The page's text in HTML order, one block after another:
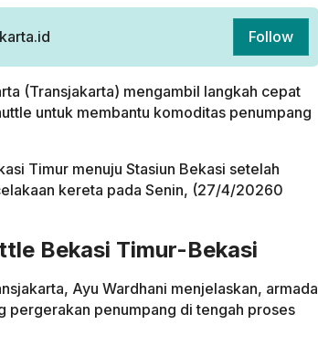
Follow
(Transjakarta) mengambil langkah cepat
untuk membantu komoditas penumpang
Timur menuju Stasiun Bekasi setelah
kereta pada Senin, (27/4/20260
Bekasi Timur-Bekasi
Ayu Wardhani menjelaskan, armada
pergerakan penumpang di tengah proses